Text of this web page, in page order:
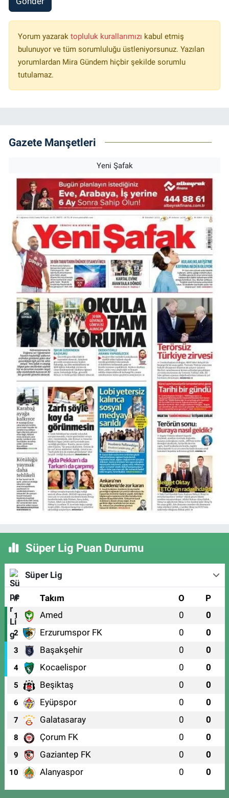
Yorum yazarak topluluk kurallarımızı kabul etmiş
bulunuyor ve tüm sorumluluğu üstleniyorsunuz. Yazılan
yorumlardan Mira Gündem hiçbir şekilde sorumlu
tutulamaz.
Gazete Manşetleri
Yeni Şafak
Süper Lig Puan Durumu
Süper Lig
# Takım O P
1 Amed 0 0
2 Erzurumspor FK 0 0
3 Başakşehir 0 0
4 Kocaelispor 0 0
5 Beşiktaş 0 0
6 Eyüpspor 0 0
7 Galatasaray 0 0
8 Çorum FK 0 0
9 Gaziantep FK 0 0
10 Alanyaspor 0 0